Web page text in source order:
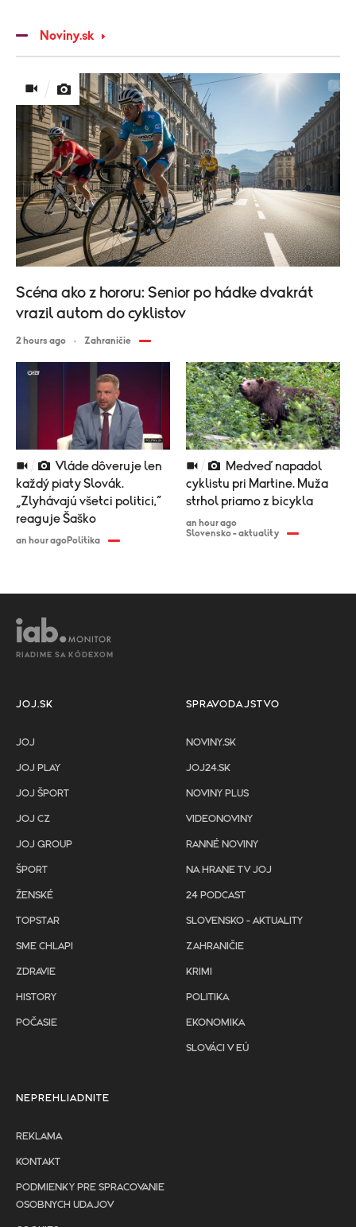
Noviny.sk
každý piaty Slovák.
„Zlyhávajú všetci politici,“
reaguje Šaško
an hour agoPolitika
cyklistu pri Martine. Muža
strhol priamo z bicykla
an hour ago
Slovensko - aktuality
Scéna ako z hororu: Senior po hádke dvakrát
vrazil autom do cyklistov
2 hours ago Zahraničie
RIADIME SA KÓDEXOM
JOJ.SK
JOJ
JOJ PLAY
JOJ ŠPORT
JOJ CZ
JOJ GROUP
ŠPORT
ŽENSKÉ
TOPSTAR
SME CHLAPI
ZDRAVIE
HISTORY
POČASIE
SPRAVODAJSTVO
NOVINY.SK
JOJ24.SK
NOVINY PLUS
VIDEONOVINY
RANNÉ NOVINY
NA HRANE TV JOJ
24 PODCAST
SLOVENSKO - AKTUALITY
ZAHRANIČIE
KRIMI
POLITIKA
EKONOMIKA
SLOVÁCI V EÚ
NEPREHLIADNITE
REKLAMA
KONTAKT
PODMIENKY PRE SPRACOVANIE
OSOBNYCH UDAJOV